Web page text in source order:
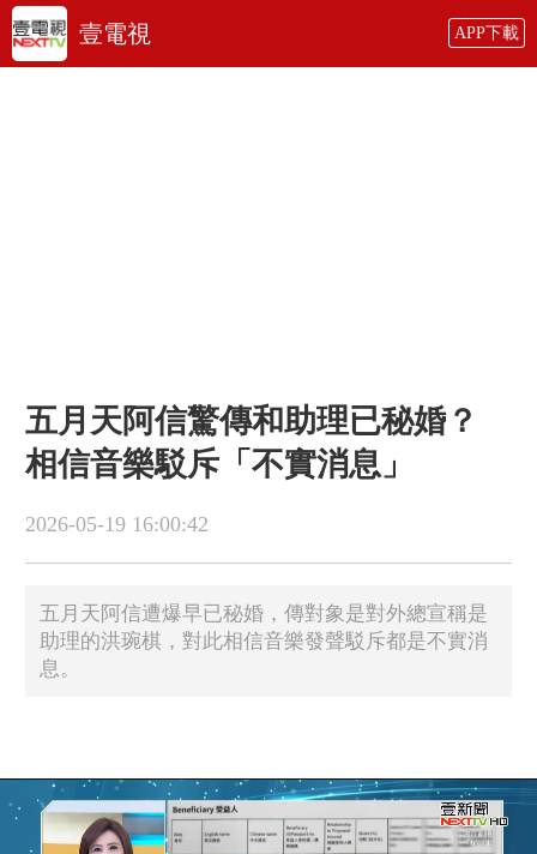
壹電視 APP下載
五月天阿信驚傳和助理已秘婚？
相信音樂駁斥「不實消息」
2026-05-19 16:00:42
五月天阿信遭爆早已秘婚，傳對象是對外總宣稱是
助理的洪琬棋，對此相信音樂發聲駁斥都是不實消
息。